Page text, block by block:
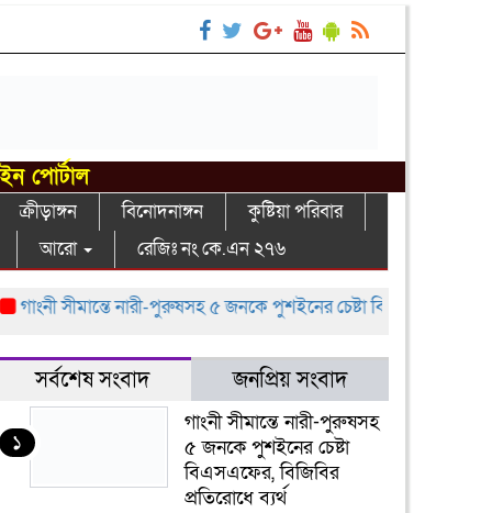
পোর্টাল
ক্রীড়াঙ্গন বিনোদনাঙ্গন
কুষ্টিয়া পরিবার
আরো রেজিঃ নং কে.এন ২৭৬
গাংনী সীমান্তে নারী-পুরুষসহ ৫ জনকে পুশইনের চেষ্টা বিএসএফের, বিজিবির
সর্বশেষ সংবাদ জনপ্রিয় সংবাদ
১
গাংনী সীমান্তে নারী-পুরুষসহ
৫ জনকে পুশইনের চেষ্টা
বিএসএফের, বিজিবির
প্রতিরোধে ব্যর্থ